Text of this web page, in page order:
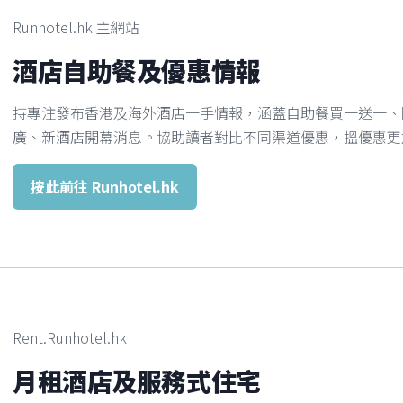
Runhotel.hk 主網站
酒店自助餐及優惠情報
持專注發布香港及海外酒店一手情報，涵蓋自助餐買一送一
廣、新酒店開幕消息。協助讀者對比不同渠道優惠，搵優惠
按此前往 Runhotel.hk
Rent.Runhotel.hk
月租酒店及服務式住宅